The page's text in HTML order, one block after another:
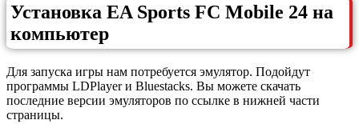
Установка EA Sports FC Mobile 24 на
компьютер
Для запуска игры нам потребуется эмулятор. Подойдут
программы LDPlayer и Bluestacks. Вы можете скачать
последние версии эмуляторов по ссылке в нижней части
страницы.